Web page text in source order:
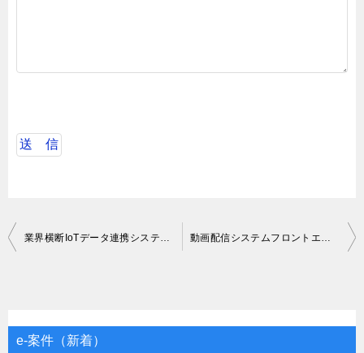
投
ゲ
業界横断IoTデータ連携システムの開発マネージャー 動画配信システムフロントエンド開発
e-案件（新着）